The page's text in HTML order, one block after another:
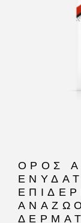
ΟΡΌΣ